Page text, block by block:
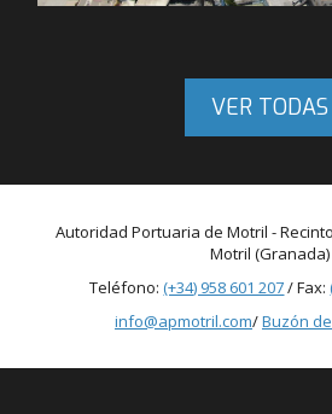
VER TODAS
Autoridad Portuaria de Motril -
Motril (Granada)
Teléfono:(+34) 958 601 207/ Fax:
info@apmotril.com/Buzón